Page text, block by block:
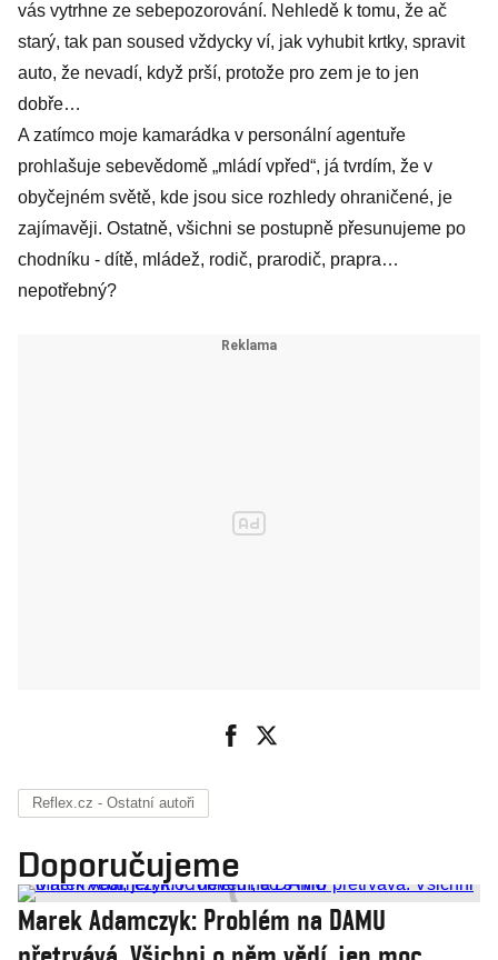
vás vytrhne ze sebepozorování. Nehledě k tomu, že ač
starý, tak pan soused vždycky ví, jak vyhubit krtky, spravit
auto, že nevadí, když prší, protože pro zem je to jen
dobře…
A zatímco moje kamarádka v personální agentuře
prohlašuje sebevědomě „mládí vpřed“, já tvrdím, že v
obyčejném světě, kde jsou sice rozhledy ohraničené, je
zajímavěji. Ostatně, všichni se postupně přesunujeme po
chodníku - dítě, mládež, rodič, prarodič, prapra…
nepotřebný?
Reflex.cz - Ostatní autoři
Doporučujeme
Marek Adamczyk: Problém na DAMU